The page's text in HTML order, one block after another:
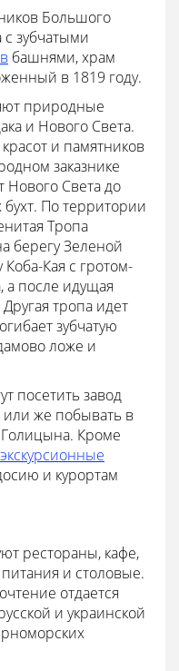
Большого
с зубчатыми
башнями, храм
в 1819 году.
природные
и Нового Света.
и памятников
заказнике
Нового Света до
бухт. По территории
Тропа
берегу Зеленой
Кая с гротом-
после идущая
тропа идет
зубчатую
ложе и
посетить завод
же побывать в
Кроме
экскурсионные
и курортам
рестораны, кафе,
и столовые.
отдается
и украинской